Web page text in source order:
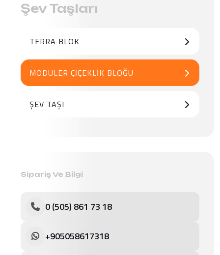
Şev Taşları
TERRA BLOK
MODÜLER ÇIÇEKLIK BLOĞU
ŞEV TAŞI
Sipariş Ve Bilgi
0 (505) 861 73 18
+905058617318